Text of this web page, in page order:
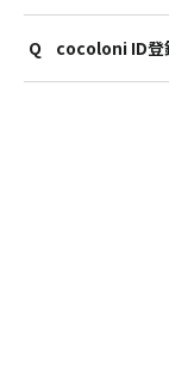
※統合すると元に
「cocoloni ID」で
ードでログインで
cocoloni IDにご登
でログイン後、ペ
Q
cocoloni ID登